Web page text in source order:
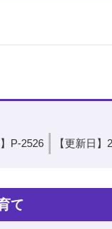
P-2526 【更新日】
て